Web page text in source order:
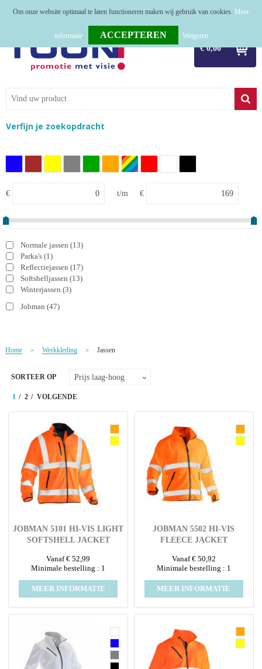
€ 0,00
Relatiegeschenken
Kerstpakketten
Tastingpakketten
TOP 50
NIEUW
Alle categorieën
Verfijn je zoekopdracht
€ t/m €
Normale jassen (13)
Parka's (1)
Reflectiejassen (17)
Softshelljassen (13)
Winterjassen (3)
Jobman (47)
Home > Werkkleding > Jassen
SORTEER OP
1 2 VOLGENDE
JOBMAN 5101 HI-VIS LIGHT
SOFTSHELL JACKET
Vanaf € 52,99
Minimale bestelling : 1
MEER INFORMATIE
JOBMAN 5502 HI-VIS
FLEECE JACKET
Vanaf € 50,92
Minimale bestelling : 1
MEER INFORMATIE
Om onze website optimaal te laten functioneren maken wij gebruik van cookies. Meer
informatie. Weigeren